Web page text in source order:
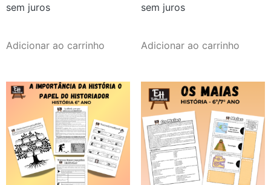
sem juros
Adicionar ao carrinho
sem juros
Adicionar ao carrinho